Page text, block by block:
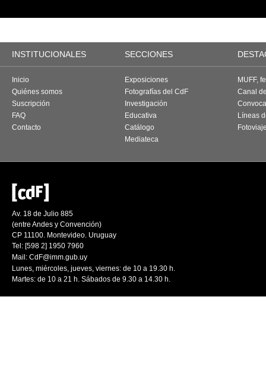
INSTITUCIONALES SECCIONES
Inicio
Quiénes somos
Suscripción
FAQ
Contacto
Exposiciones
Fotografías del CdF
Investigación
Educativa
Catálogo
Mediateca
MUFF,
Canal
Líneas
Av. 18 de Julio 885
(entre Andes y Convención)
CP 11100. Montevideo. Uruguay
Tel: [598 2] 1950 7960
Mail: CdF@imm.gub.uy
Lunes, miércoles, jueves, viernes: de 10 a 19.30 h.
Martes: de 10 a 21 h. Sábados de 9.30 a 14.30 h.